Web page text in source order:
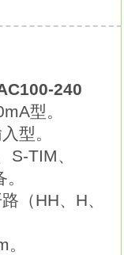
240
型。
型。
S-TIM、
（HH、H、